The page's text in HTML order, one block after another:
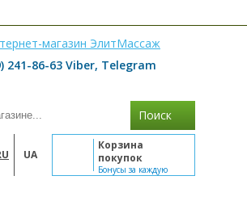
241-86-63 Viber, Telegram
Поиск
UA
Корзина
покупок
Бонусы за каждую
покупку